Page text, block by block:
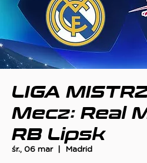
LIGA
Mecz: Real
RB Lipsk
śr., 06 mar
  |
Madrid